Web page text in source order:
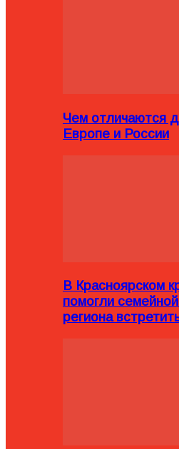
Чем отличаются
Европе и России
В Красноярском
помогли
региона